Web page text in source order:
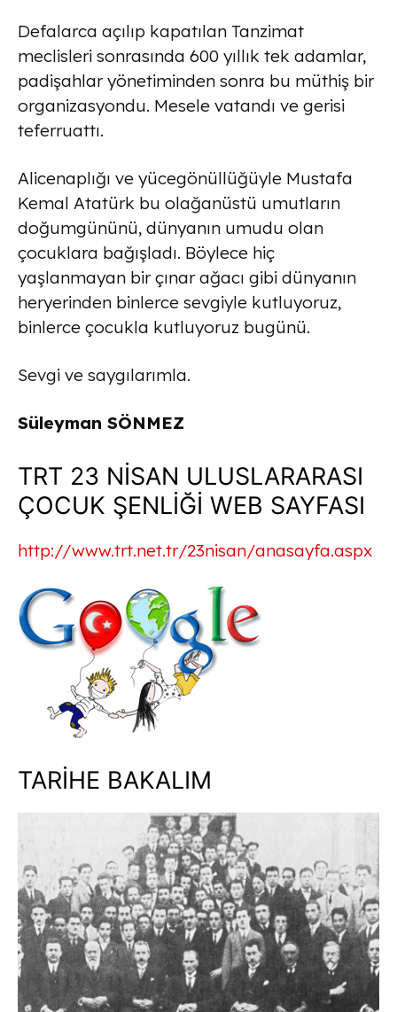
Defalarca açılıp kapatılan Tanzimat
meclisleri sonrasında 600 yıllık tek adamlar,
padişahlar yönetiminden sonra bu müthiş bir
organizasyondu. Mesele vatandı ve gerisi
teferruattı.
Alicenaplığı ve yücegönüllüğüyle Mustafa
Kemal Atatürk bu olağanüstü umutların
doğumgününü, dünyanın umudu olan
çocuklara bağışladı. Böylece hiç
yaşlanmayan bir çınar ağacı gibi dünyanın
heryerinden binlerce sevgiyle kutluyoruz,
binlerce çocukla kutluyoruz bugünü.
Sevgi ve saygılarımla.
Süleyman SÖNMEZ
TRT 23 NİSAN ULUSLARARASI
ÇOCUK ŞENLİĞİ WEB SAYFASI
http://www.trt.net.tr/23nisan/anasayfa.aspx
TARİHE BAKALIM